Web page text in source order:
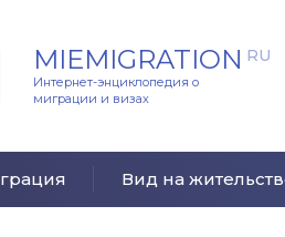
MIEMIGRATION RU
Интернет-энциклопедия о
миграции и визах
Вид на